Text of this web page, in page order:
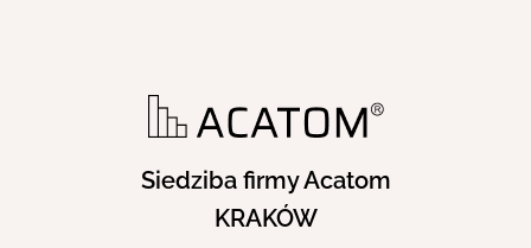
Siedziba firmy Acatom
KRAKÓW